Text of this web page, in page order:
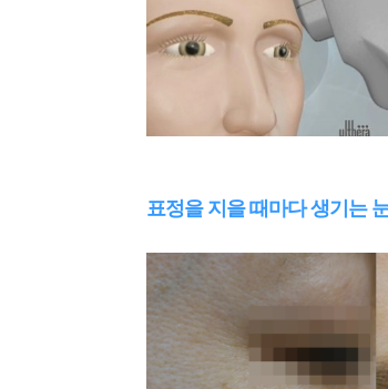
표정을 지을 때마다 생기는